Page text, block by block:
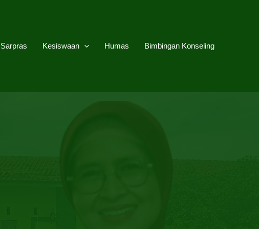
Sarpras Kesiswaan Humas Bimbingan Konseling